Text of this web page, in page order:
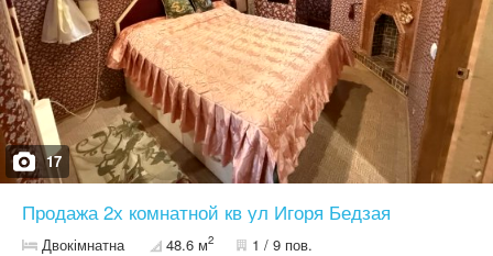
17
Продажа 2х комнатной кв ул Игоря Бедзая
Двокімнатна 48.6 м2 1 / 9 пов.